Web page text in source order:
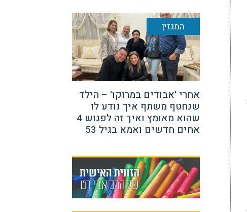
המגזין
אחרי 'אבודים במרוקו' – הילד
שנחטף משתף איך נודע לו
שהוא מאומץ ואיך זה לפגוש 4
אחים חדשים ואמא בגיל 53